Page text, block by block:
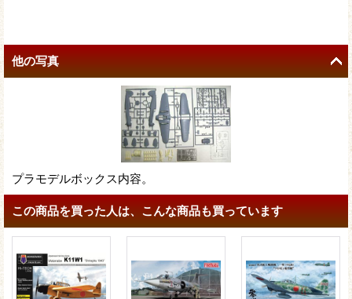
他の写真
プラモデルボックス内容。
この商品を買った人は、こんな商品も買っています